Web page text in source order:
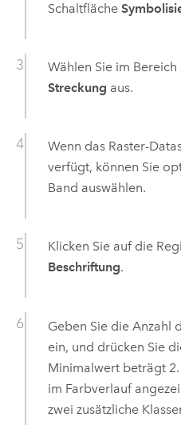
Schaltfläche
Wählen Sie im Bereich
Streckung aus.
Wenn das Raster-
verfügt, können Sie
Band auswählen.
Klicken Sie auf die
Beschriftung.
Geben Sie die Anzahl
ein, und drücken Sie
Minimalwert beträgt
im Farbverlauf
zwei zusätzliche